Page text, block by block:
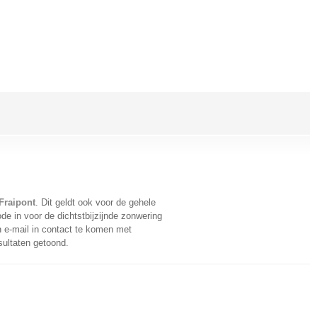
. Dit geldt ook voor de gehele
in voor de dichtstbijzijnde zonwering
mail in contact te komen met
getoond.